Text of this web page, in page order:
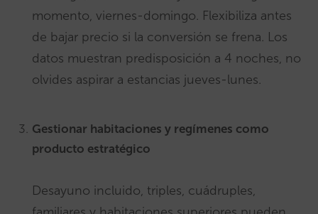
momento, viernes-domingo. Flexibiliza antes
de bajar precio si la conversión se frena. Los
datos muestran predisposición a 4 noches, no
olvides aspirar a estancias jueves-lunes.
Gestionar habitaciones y regímenes como
producto estratégico
Desayuno incluido, triples, cuádruples,